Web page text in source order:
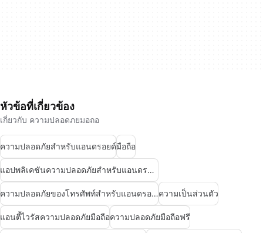
หัวข้อที่เกี่ยวข้อง
เกี่ยวกับ ความปลอดภยมอถอ
ความปลอดภัยสำหรับแอนดรอยด์มือถือ
แอปพลิเคชันความปลอดภัยสำหรับแอนดรอยด์
ความปลอดภัยของโทรศัพท์สำหรับแอนดรอยด์ความเป็นส่วนตัว
แอนตี้ไวรัสความปลอดภัยมือถือความปลอดภัยมือถือฟรี